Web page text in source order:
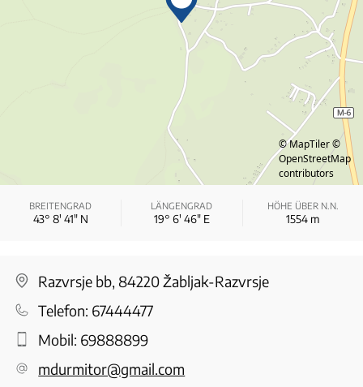
© MapTiler ©
OpenStreetMap
contributors
BREITENGRAD
43° 8′ 41″ N
LÄNGENGRAD
19° 6′ 46″ E
HÖHE ÜBER N.N.
1554 m
Razvrsje bb, 84220 Žabljak-Razvrsje
Telefon: 67444477
Mobil: 69888899
mdurmitor@gmail.com